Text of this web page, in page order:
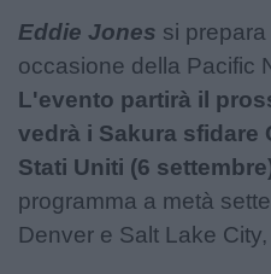
Rugby World Cup
Super Rugby
Rugby in TV
Mercato
Serie A Elite
Eddie Jones si
occasione della Pacific
L'evento partirà il
vedrà i Sakura sfidare
Stati Uniti (6
programma a metà
Denver e Salt Lake